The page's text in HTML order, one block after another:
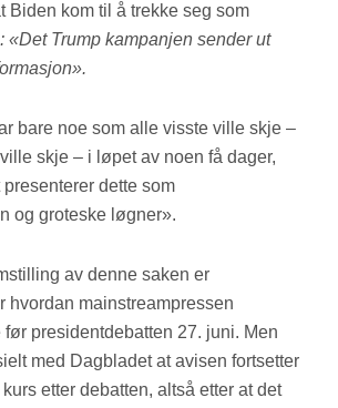
Biden kom til å trekke seg som
: «Det Trump kampanjen sender ut
bare noe som alle visste ville skje –
skje – i løpet av noen få dager,
dette som
og groteske løgner».
av denne saken er
hvordan mainstreampressen
før presidentdebatten 27. juni. Men
med Dagbladet at avisen fortsetter
etter debatten, altså etter at det